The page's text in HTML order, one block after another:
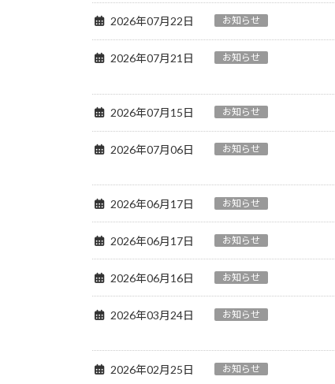
2026年07月22日 お知らせ
2026年07月21日 お知らせ
2026年07月15日 お知らせ
2026年07月06日 お知らせ
2026年06月17日 お知らせ
2026年06月17日 お知らせ
2026年06月16日 お知らせ
2026年03月24日 お知らせ
2026年02月25日 お知らせ